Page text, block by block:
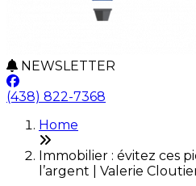
NEWSLETTER
(438) 822-7368
Home
Immobilier : évitez ces
l’argent | Valerie